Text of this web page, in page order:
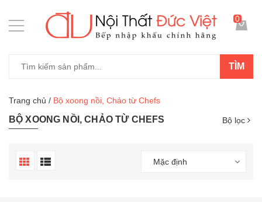
TÌM
0
Trang chủ / Bộ xoong nồi, Chảo từ Chefs
BỘ XOONG NỒI, CHẢO TỪ CHEFS Bộ lọc
Mặc định